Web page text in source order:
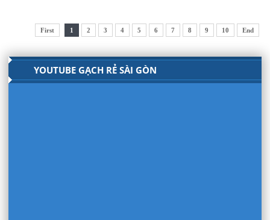
First 1 2 3 4 5 6 7 8 9 10 End
YOUTUBE GẠCH RẺ SÀI GÒN